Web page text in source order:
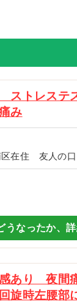
ストレステ
み
在住 友人の口
うなったか、
あり 夜間
旋時左腰部